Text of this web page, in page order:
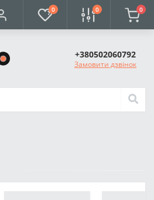
0 0 0
+380502060792
Замовити дзвінок